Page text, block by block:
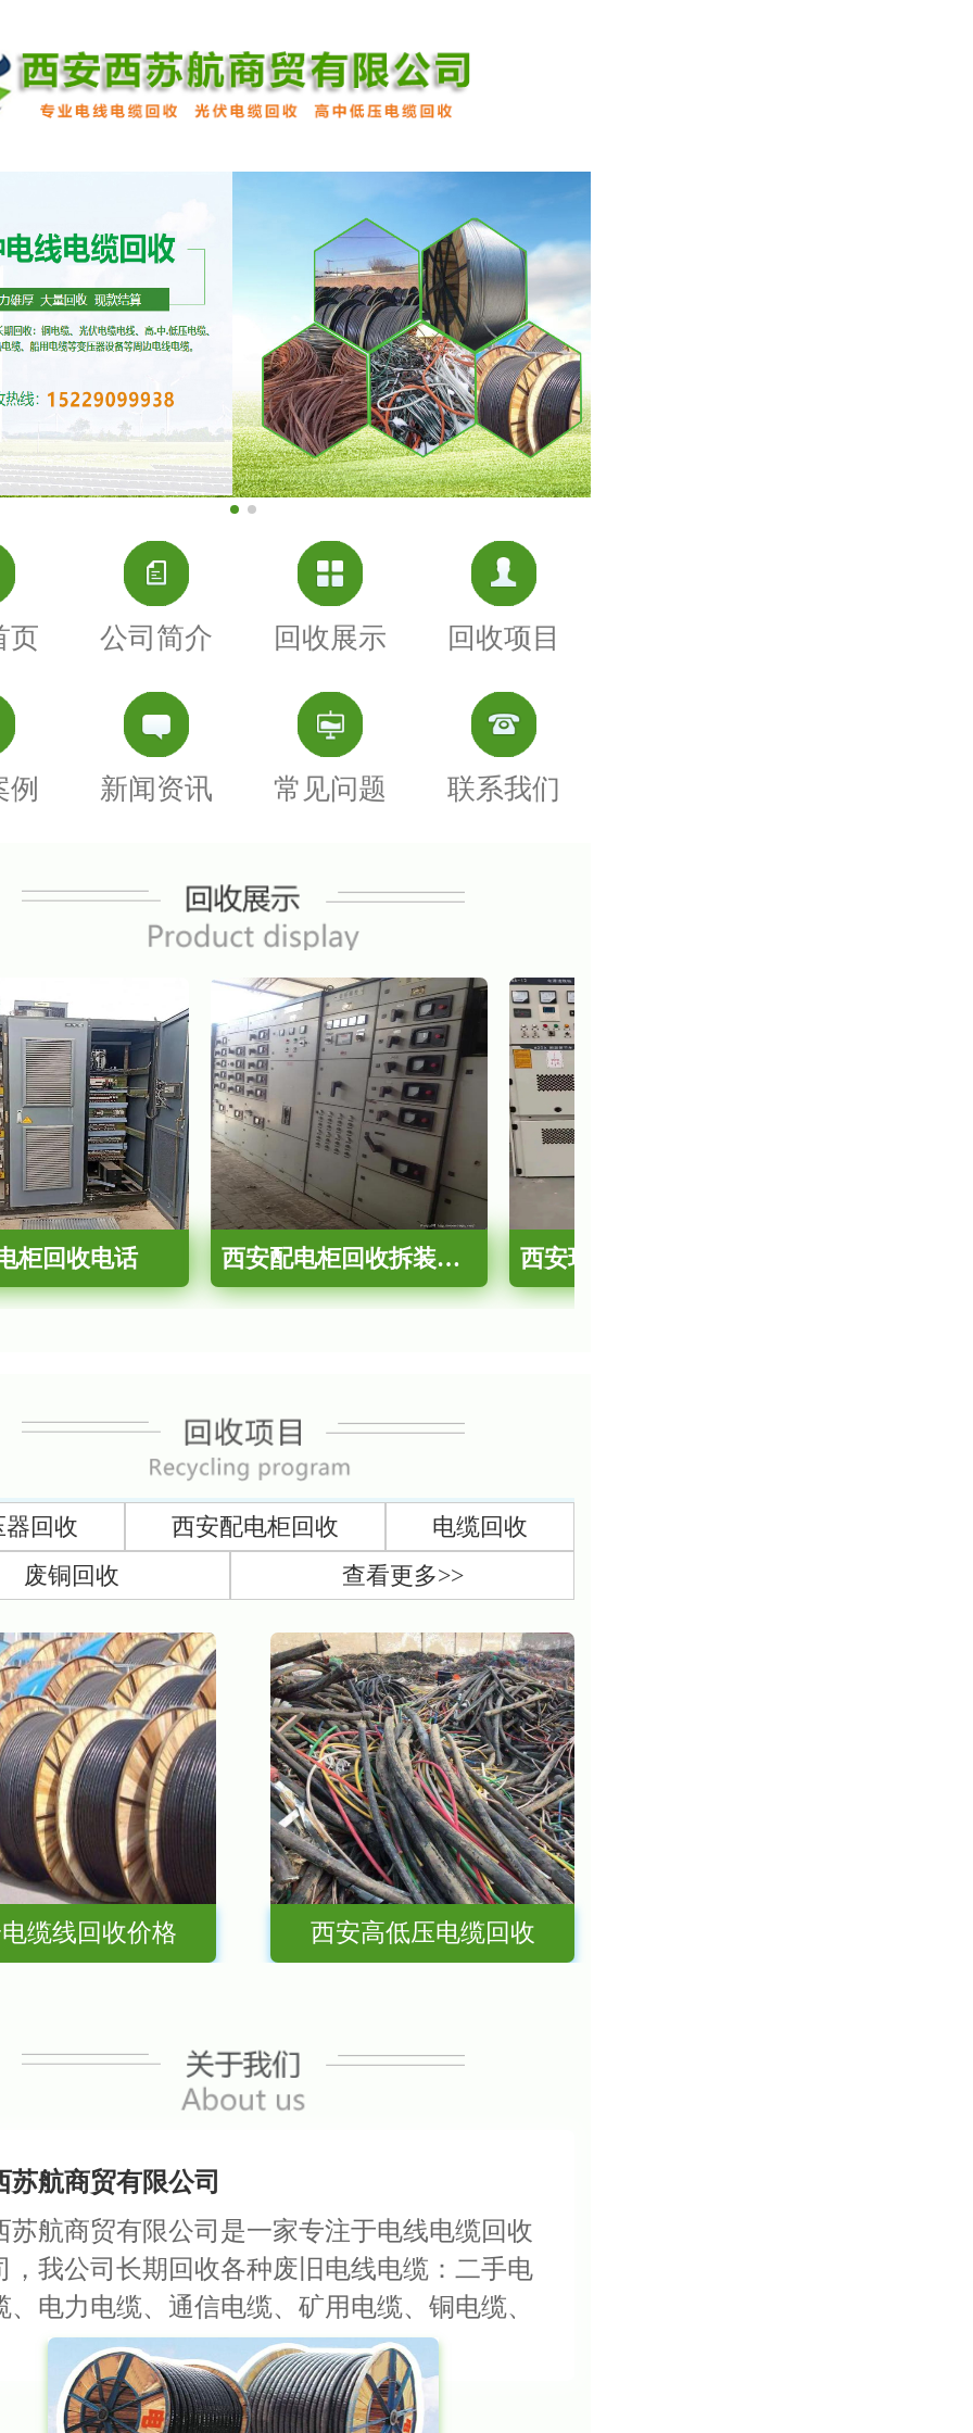
页 公司简介 回收展示 回收项目
例 新闻资讯 常见问题 联系我们
柜回收电话 西安配电柜回收拆装注意事项
器回收 西安配电柜回收
电缆回收
废铜回收
查看更多>>
缆线回收价格 西安高低压电缆回收
苏航商贸有限公司
苏航商贸有限公司是一家专注于电线电缆回收
，我公司长期回收各种废旧电线电缆：二手电
、电力电缆、通信电缆、矿用电缆、铜电缆、
缆电线、高中低压电缆、控制电缆、库存电缆
线回收服务，我们将为您提供优质的电缆线回
及免费拆除服务，现金交易并严格为客户保